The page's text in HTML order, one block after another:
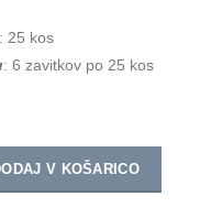
: 25 kos
: 6 zavitkov po 25 kos
V KOŠARICO